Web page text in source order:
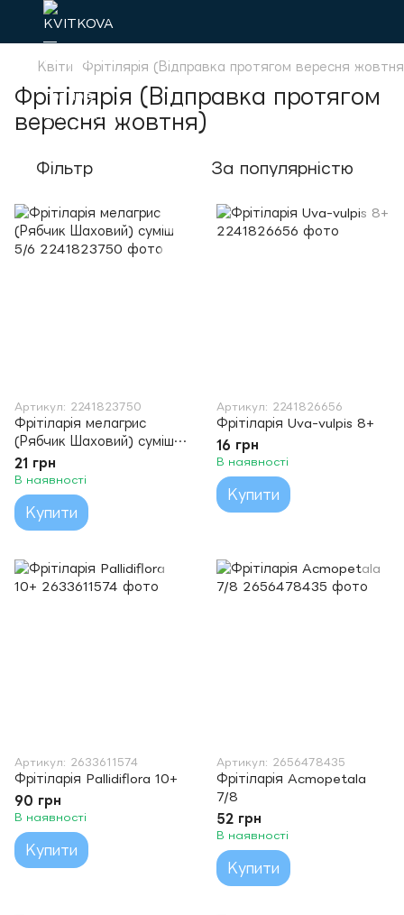
Квіти Фрітілярія (Відправка протягом вересня
Фрітілярія (Відправка протягом
вересня жовтня)
Фільтр За популярністю
Артикул: 2241823750
Фрітіларія мелагрис
(Рябчик Шаховий) суміш
5/6
21 грн
В наявності
Купити
Артикул: 2241826656
Фрітіларія Uva-vulpis 8+
16 грн
В наявності
Купити
Артикул: 2633611574
Фрітіларія Pallidiflora 10+
90 грн
В наявності
Купити
Артикул: 2656478435
Фрітіларія Acmopetala
7/8
52 грн
В наявності
Купити